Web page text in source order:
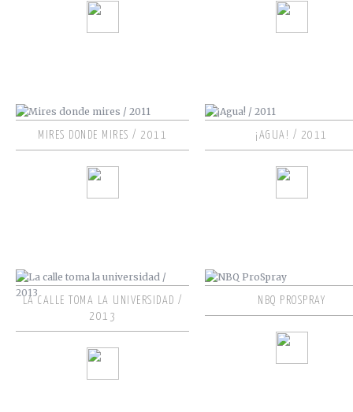
MIRES DONDE MIRES / 2011 ¡AGUA! / 2011
LA CALLE TOMA LA UNIVERSIDAD /
2013
NBQ PROSPRAY